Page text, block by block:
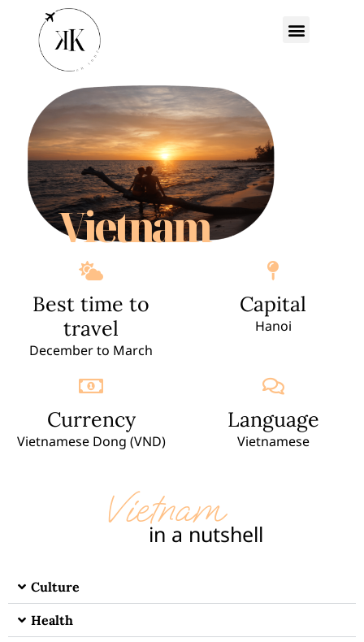
Vietnam
Best time to
travel
December to March
Capital
Hanoi
Currency
Vietnamese Dong (VND)
Language
Vietnamese
Vietnam
in a nutshell
Culture
Health